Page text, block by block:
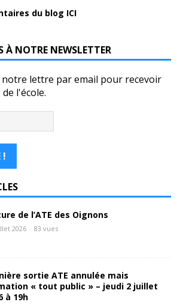
du blog ICI
NOTRE NEWSLETTER
notre lettre par email pour recevoir
l'école.
de l’ATE des Oignons
2026 83 vues
sortie ATE annulée mais
« tout public » – jeudi 2 juillet
à 19h